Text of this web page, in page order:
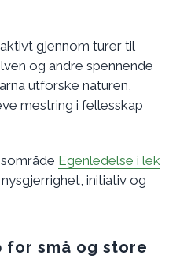
aktivt gjennom turer til
og andre spennende
utforske naturen,
mestring i fellesskap
Egenledelse i lek
initiativ og
for små og store